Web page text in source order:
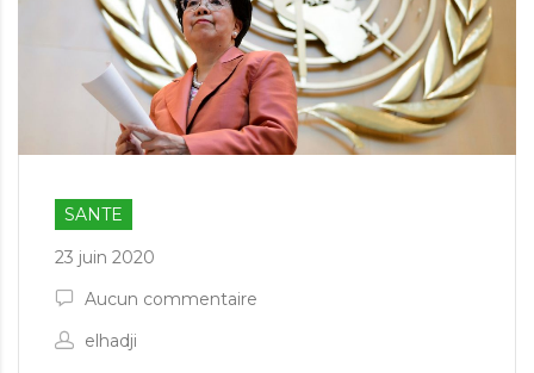
SANTE
23 juin 2020
Aucun commentaire
elhadji